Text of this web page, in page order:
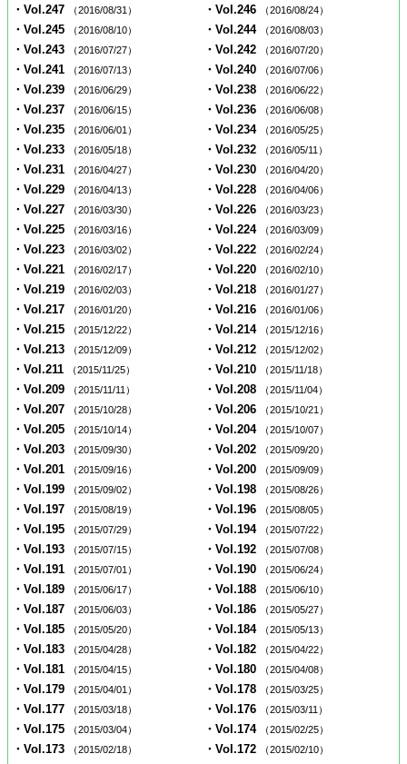
・Vol.247 （2016/08/31） ・Vol.246 （2016/08/24）
・Vol.245 （2016/08/10） ・Vol.244 （2016/08/03）
・Vol.243 （2016/07/27） ・Vol.242 （2016/07/20）
・Vol.241 （2016/07/13） ・Vol.240 （2016/07/06）
・Vol.239 （2016/06/29） ・Vol.238 （2016/06/22）
・Vol.237 （2016/06/15） ・Vol.236 （2016/06/08）
・Vol.235 （2016/06/01） ・Vol.234 （2016/05/25）
・Vol.233 （2016/05/18） ・Vol.232 （2016/05/11）
・Vol.231 （2016/04/27） ・Vol.230 （2016/04/20）
・Vol.229 （2016/04/13） ・Vol.228 （2016/04/06）
・Vol.227 （2016/03/30） ・Vol.226 （2016/03/23）
・Vol.225 （2016/03/16） ・Vol.224 （2016/03/09）
・Vol.223 （2016/03/02） ・Vol.222 （2016/02/24）
・Vol.221 （2016/02/17） ・Vol.220 （2016/02/10）
・Vol.219 （2016/02/03） ・Vol.218 （2016/01/27）
・Vol.217 （2016/01/20） ・Vol.216 （2016/01/06）
・Vol.215 （2015/12/22） ・Vol.214 （2015/12/16）
・Vol.213 （2015/12/09） ・Vol.212 （2015/12/02）
・Vol.211 （2015/11/25） ・Vol.210 （2015/11/18）
・Vol.209 （2015/11/11） ・Vol.208 （2015/11/04）
・Vol.207 （2015/10/28） ・Vol.206 （2015/10/21）
・Vol.205 （2015/10/14） ・Vol.204 （2015/10/07）
・Vol.203 （2015/09/30） ・Vol.202 （2015/09/20）
・Vol.201 （2015/09/16） ・Vol.200 （2015/09/09）
・Vol.199 （2015/09/02） ・Vol.198 （2015/08/26）
・Vol.197 （2015/08/19） ・Vol.196 （2015/08/05）
・Vol.195 （2015/07/29） ・Vol.194 （2015/07/22）
・Vol.193 （2015/07/15） ・Vol.192 （2015/07/08）
・Vol.191 （2015/07/01） ・Vol.190 （2015/06/24）
・Vol.189 （2015/06/17） ・Vol.188 （2015/06/10）
・Vol.187 （2015/06/03） ・Vol.186 （2015/05/27）
・Vol.185 （2015/05/20） ・Vol.184 （2015/05/13）
・Vol.183 （2015/04/28） ・Vol.182 （2015/04/22）
・Vol.181 （2015/04/15） ・Vol.180 （2015/04/08）
・Vol.179 （2015/04/01） ・Vol.178 （2015/03/25）
・Vol.177 （2015/03/18） ・Vol.176 （2015/03/11）
・Vol.175 （2015/03/04） ・Vol.174 （2015/02/25）
・Vol.173 （2015/02/18） ・Vol.172 （2015/02/10）